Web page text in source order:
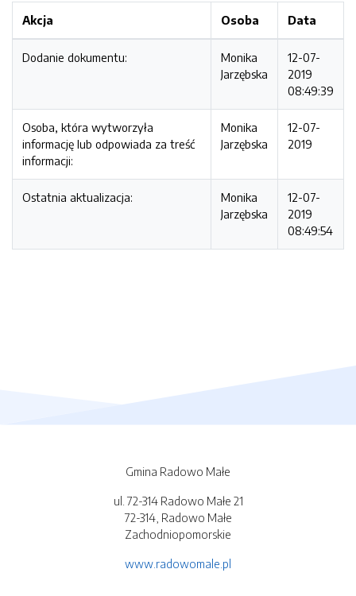
Akcja Osoba Data
Dodanie dokumentu:
Monika
Jarzębska
12-07-
2019
08:49:39
Osoba, która wytworzyła
informację lub odpowiada za treść
informacji:
Monika
Jarzębska
12-07-
2019
Ostatnia aktualizacja:
Monika
Jarzębska
12-07-
2019
08:49:54
Gmina Radowo Małe
ul. 72-314 Radowo Małe 21
72-314, Radowo Małe
Zachodniopomorskie
www.radowomale.pl